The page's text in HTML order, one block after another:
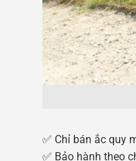
✅ Chỉ bán ắc quy
✅ Bảo hành theo